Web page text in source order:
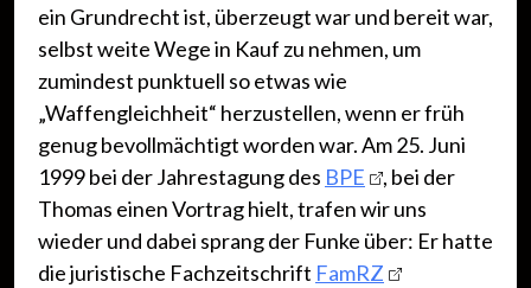
ein Grundrecht ist, überzeugt war und bereit war,
selbst weite Wege in Kauf zu nehmen, um
zumindest punktuell so etwas wie
„Waffengleichheit“ herzustellen, wenn er früh
genug bevollmächtigt worden war. Am 25. Juni
1999 bei der Jahrestagung des BPE
, bei der
Thomas einen Vortrag hielt, trafen wir uns
wieder und dabei sprang der Funke über: Er hatte
die juristische Fachzeitschrift FamRZ